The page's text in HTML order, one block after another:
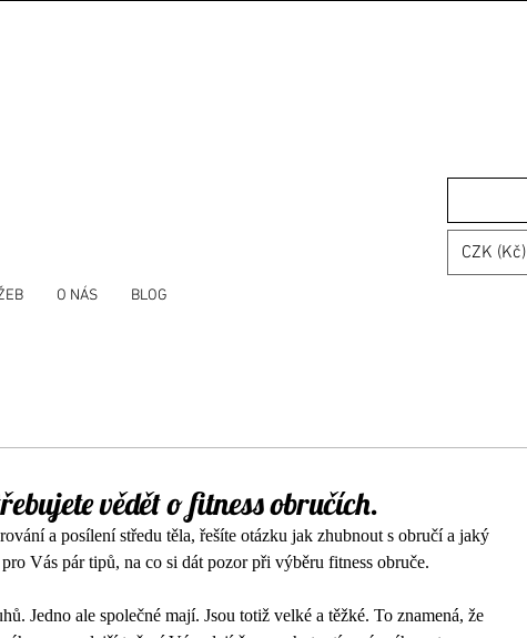
CZK (Kč)
O NÁS BLOG
vědět o fitness obručích.
a posílení středu těla, řešíte otázku jak zhubnout s obručí a jaký
Vás pár tipů, na co si dát pozor při výběru fitness obruče.
Jedno ale společné mají. Jsou totiž velké a těžké. To znamená, že